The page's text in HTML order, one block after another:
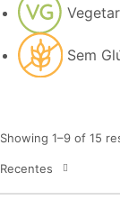
Sem
Showing 1–9 of 15
Recentes